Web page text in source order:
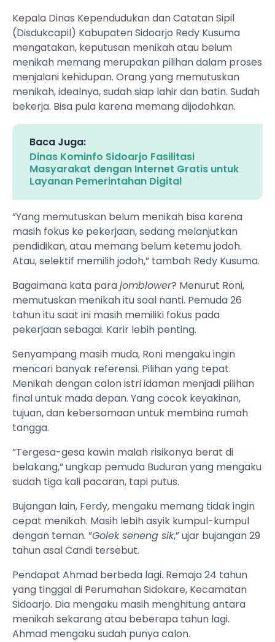
Kepala Dinas Kependudukan dan Catatan Sipil
(Disdukcapil) Kabupaten Sidoarjo Redy Kusuma
mengatakan, keputusan menikah atau belum
menikah memang merupakan pilihan dalam proses
menjalani kehidupan. Orang yang memutuskan
menikah, idealnya, sudah siap lahir dan batin. Sudah
bekerja. Bisa pula karena memang dijodohkan.
Baca Juga:
Dinas Kominfo Sidoarjo Fasilitasi
Masyarakat dengan Internet Gratis untuk
Layanan Pemerintahan Digital
”Yang memutuskan belum menikah bisa karena
masih fokus ke pekerjaan, sedang melanjutkan
pendidikan, atau memang belum ketemu jodoh.
Atau, selektif memilih jodoh,” tambah Redy Kusuma.
Bagaimana kata parajomblower? Menurut Roni,
memutuskan menikah itu soal nanti. Pemuda 26
tahun itu saat ini masih memiliki fokus pada
pekerjaan sebagai. Karir lebih penting.
Senyampang masih muda, Roni mengaku ingin
mencari banyak referensi. Pilihan yang tepat.
Menikah dengan calon istri idaman menjadi pilihan
final untuk mada depan. Yang cocok keyakinan,
tujuan, dan kebersamaan untuk membina rumah
tangga.
”Tergesa-gesa kawin malah risikonya berat di
belakang,” ungkap pemuda Buduran yang mengaku
sudah tiga kali pacaran, tapi putus.
Bujangan lain, Ferdy, mengaku memang tidak ingin
cepat menikah. Masih lebih asyik kumpul-kumpul
dengan teman. ”Golek seneng sik,” ujar bujangan 29
tahun asal Candi tersebut.
Pendapat Ahmad berbeda lagi. Remaja 24 tahun
yang tinggal di Perumahan Sidokare, Kecamatan
Sidoarjo. Dia mengaku masih menghitung antara
menikah sekarang atau beberapa tahun lagi.
Ahmad mengaku sudah punya calon.